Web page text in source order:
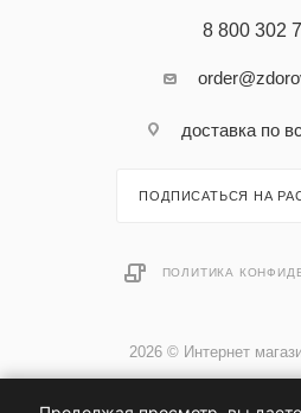
8 800 302
доставка по
ПОДПИСАТЬСЯ НА
ПОЛИТИКА
2026 © Интернет